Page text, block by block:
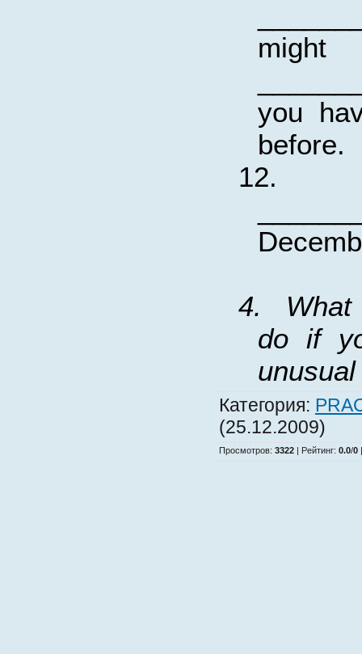
you
before.
12.
4.
What
do if
Категория:
(25.12.2009)
Просмотров: 3322 | Рейтинг: 0.0/0